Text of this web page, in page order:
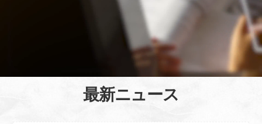
最新ニュース